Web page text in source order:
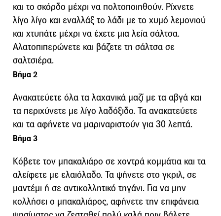
και το σκόρδο μέχρι να πολτοποιηθούν. Ρίχνετε
λίγο λίγο και εναλλάξ το λάδι με το χυμό λεμονιού
και χτυπάτε μέχρι να έχετε μια λεία σάλτσα.
Αλατοπιπερώνετε και βάζετε τη σάλτσα σε
σαλτσιέρα.
Βήμα 2
Ανακατεύετε όλα τα λαχανικά μαζί με τα αβγά και
τα περιχύνετε με λίγο λαδόξιδο. Τα ανακατεύετε
και τα αφήνετε να μαριναριστούν για 30 λεπτά.
Βήμα 3
Κόβετε τον μπακαλιάρο σε χοντρά κομμάτια και τα
αλείφετε με ελαιόλαδο. Τα ψήνετε στο γκριλ, σε
μαντέμι ή σε αντικολλητικό τηγάνι. Για να μην
κολλήσει ο μπακαλιάρος, αφήνετε την επιφάνεια